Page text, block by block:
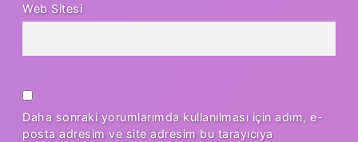
Web Sitesi
Daha sonraki yorumlarımda kullanılması için adım, e-
posta adresim ve site adresim bu tarayıcıya